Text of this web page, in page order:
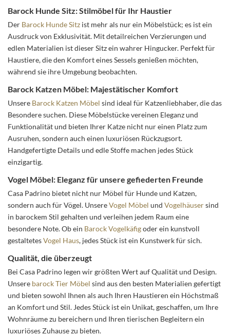
Barock Hunde Sitz: Stilmöbel für Ihr Haustier
Der Barock Hunde Sitz ist mehr als nur ein Möbelstück; es ist ein
Ausdruck von Exklusivität. Mit detailreichen Verzierungen und
edlen Materialien ist dieser Sitz ein wahrer Hingucker. Perfekt für
Haustiere, die den Komfort eines Sessels genießen möchten,
während sie ihre Umgebung beobachten.
Barock Katzen Möbel: Majestätischer Komfort
Unsere Barock Katzen Möbel sind ideal für Katzenliebhaber, die das
Besondere suchen. Diese Möbelstücke vereinen Eleganz und
Funktionalität und bieten Ihrer Katze nicht nur einen Platz zum
Ausruhen, sondern auch einen luxuriösen Rückzugsort.
Handgefertigte Details und edle Stoffe machen jedes Stück
einzigartig.
Vogel Möbel: Eleganz für unsere gefiederten Freunde
Casa Padrino bietet nicht nur Möbel für Hunde und Katzen,
sondern auch für Vögel. UnsereVogel Möbel und Vogelhäusersind
in barockem Stil gehalten und verleihen jedem Raum eine
besondere Note. Ob ein Barock Vogelkäfigoder ein kunstvoll
gestaltetesVogel Haus, jedes Stück ist ein Kunstwerk für sich.
Qualität, die überzeugt
Bei Casa Padrino legen wir größten Wert auf Qualität und Design.
Unsere barock Tier Möbel sind aus den besten Materialien gefertigt
und bieten sowohl Ihnen als auch Ihren Haustieren ein Höchstmaß
an Komfort und Stil. Jedes Stück ist ein Unikat, geschaffen, um Ihre
Wohnräume zu bereichern und Ihren tierischen Begleitern ein
luxuriöses Zuhause zu bieten.